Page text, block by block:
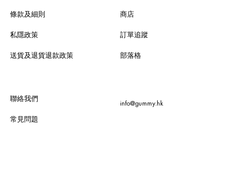
條款及細則
私隱政策
送貨及退貨退款政策
商店
訂單追蹤
部落格
聯絡我們
常見問題
info@gummy.hk